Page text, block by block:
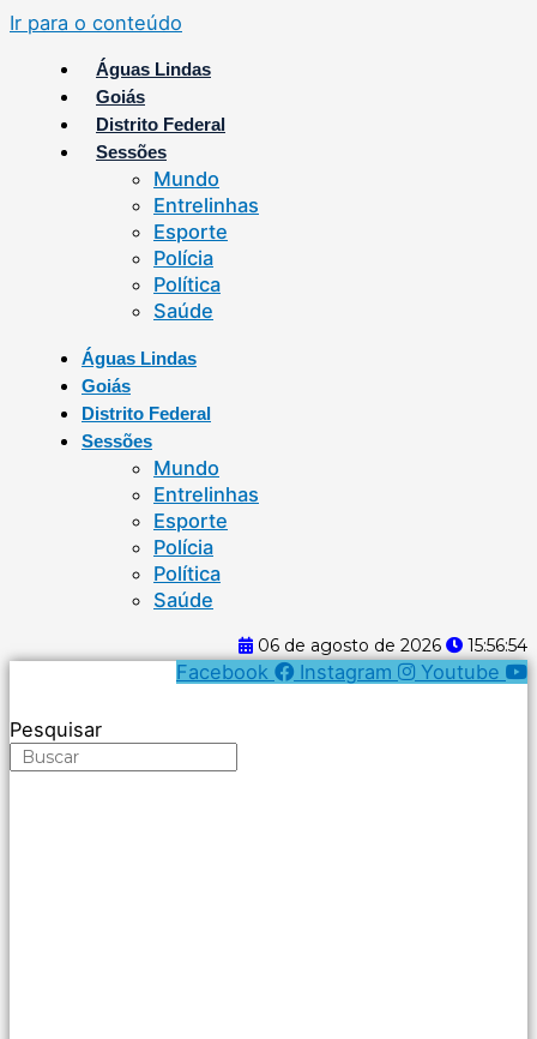
Ir para o conteúdo
Águas Lindas
Goiás
Distrito Federal
Sessões
Mundo
Entrelinhas
Esporte
Polícia
Política
Saúde
Águas Lindas
Goiás
Distrito Federal
Sessões
Mundo
Entrelinhas
Esporte
Polícia
Política
Saúde
06 de agosto de 2026 15:56:54
Facebook Instagram Youtube
Pesquisar